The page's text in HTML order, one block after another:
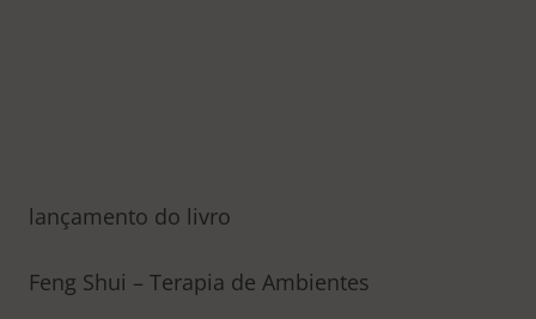
lançamento do livro
Feng Shui – Terapia de Ambientes